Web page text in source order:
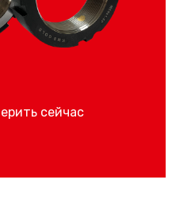
сейчас